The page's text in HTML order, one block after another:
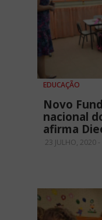
EDUCAÇÃO
Novo
nacional
afirma
23 JULHO, 2020